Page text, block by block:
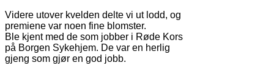
Videre utover kvelden delte vi ut lodd, og
premiene var noen fine blomster.
Ble kjent med de som jobber i Røde Kors
på Borgen Sykehjem. De var en herlig
gjeng som gjør en god jobb.